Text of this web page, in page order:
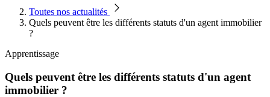
Toutes nos actualités
Quels peuvent être les différents statuts d'un agent immobilier
?
Apprentissage
Quels peuvent être les différents statuts d'un agent
immobilier ?